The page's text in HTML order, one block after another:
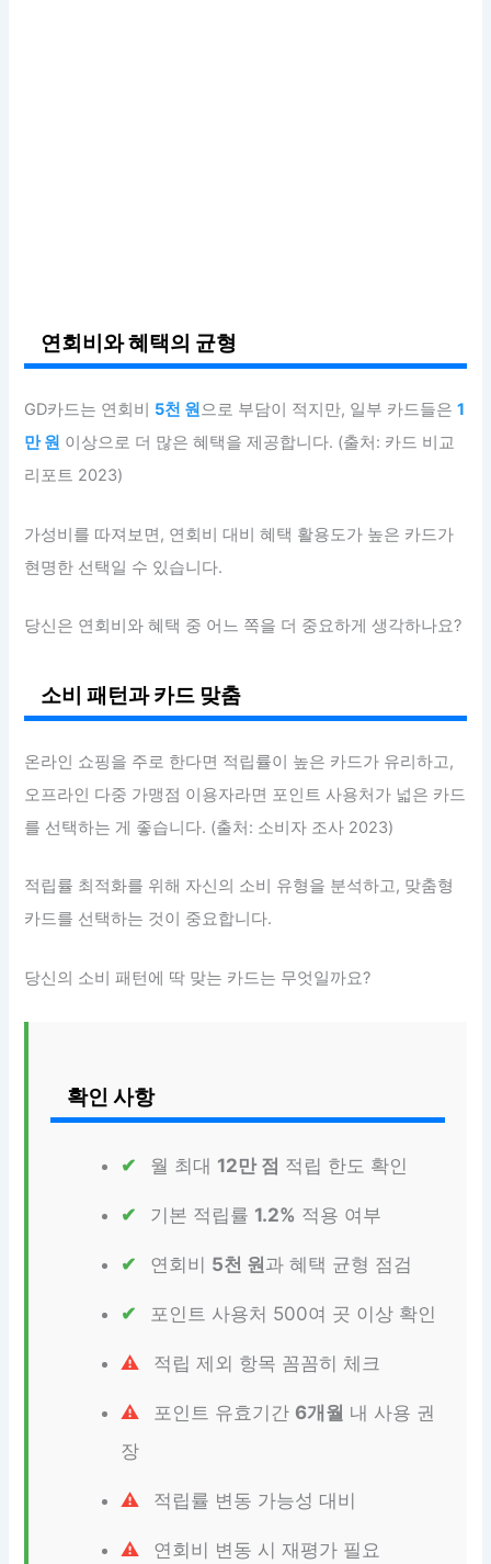
연회비와 혜택의 균형
GD카드는 연회비 5천 원으로 부담이 적지만, 일부 카드들은1
만 원 이상으로 더 많은 혜택을 제공합니다. (출처: 카드 비교
리포트 2023)
가성비를 따져보면, 연회비 대비 혜택 활용도가 높은 카드가
현명한 선택일 수 있습니다.
당신은 연회비와 혜택 중 어느 쪽을 더 중요하게 생각하나요?
소비 패턴과 카드 맞춤
온라인 쇼핑을 주로 한다면 적립률이 높은 카드가 유리하고,
오프라인 다중 가맹점 이용자라면 포인트 사용처가 넓은 카드
를 선택하는 게 좋습니다. (출처: 소비자 조사 2023)
적립률 최적화를 위해 자신의 소비 유형을 분석하고, 맞춤형
카드를 선택하는 것이 중요합니다.
당신의 소비 패턴에 딱 맞는 카드는 무엇일까요?
확인 사항
월 최대 12만 점 적립 한도 확인
기본 적립률 1.2% 적용 여부
연회비 5천 원과 혜택 균형 점검
포인트 사용처 500여 곳 이상 확인
적립 제외 항목 꼼꼼히 체크
포인트 유효기간 6개월 내 사용 권
장
적립률 변동 가능성 대비
연회비 변동 시 재평가 필요